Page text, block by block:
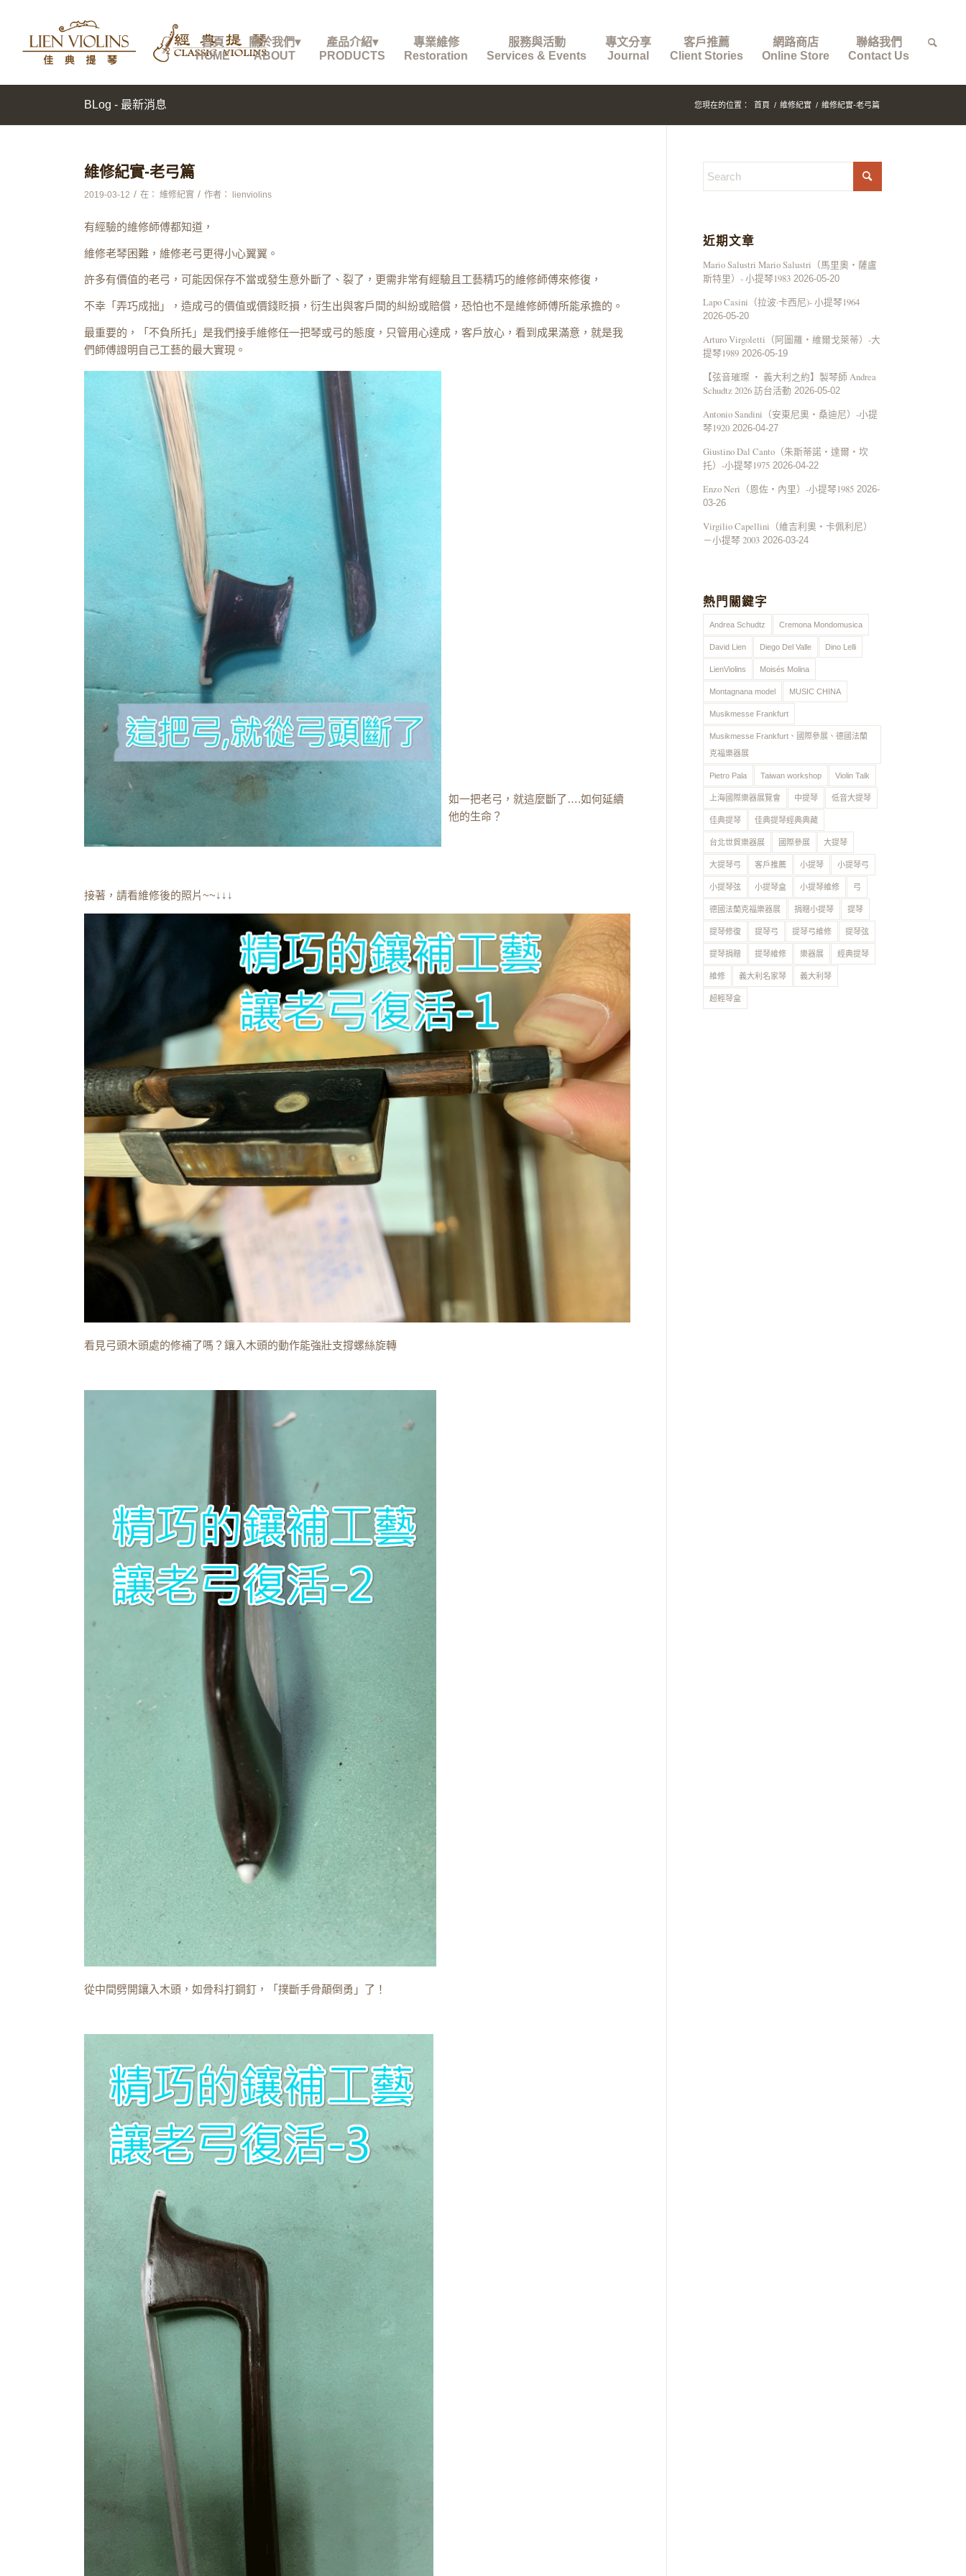
首頁
HOME
關於我們▾
ABOUT
產品介紹▾
PRODUCTS
專業維修
Restoration
服務與活動
Services & Events
專文分享
Journal
客戶推薦
Client Stories
網路商店
Online Store
聯絡我們
Contact Us
BLog - 最新消息 您現在的位置： 首頁 / 維修紀實 / 維修紀實-老弓篇
維修紀實-老弓篇
2019-03-12 / 在：維修紀實 / 作者： lienviolins
有經驗的維修師傅都知道，
維修老琴困難，維修老弓更得小心翼翼。
許多有價值的老弓，可能因保存不當或發生意外斷了、裂了，更需非常有經驗且工藝精巧的維修師傅來修復，
不幸「弄巧成拙」，造成弓的價值或價錢貶損，衍生出與客戶間的糾紛或賠償，恐怕也不是維修師傅所能承擔的。
最重要的，「不負所托」是我們接手維修任一把琴或弓的態度，只管用心達成，客戶放心，看到成果滿意，就是我
們師傅證明自己工藝的最大實現。
如一把老弓，就這麼斷了….如何延續
他的生命？
接著，請看維修後的照片~~↓↓↓
看見弓頭木頭處的修補了嗎？鑲入木頭的動作能強壯支撐螺絲旋轉
從中間劈開鑲入木頭，如骨科打鋼釘，「撲斷手骨顛倒勇」了！
近期文章
Mario Salustri Mario Salustri（馬里奧・薩盧
斯特里）- 小提琴1983 2026-05-20
Lapo Casini（拉波·卡西尼)- 小提琴1964
2026-05-20
Arturo Virgoletti（阿圖羅・維爾戈萊蒂）-大
提琴1989 2026-05-19
【弦音璀璨 ‧ 義大利之約】製琴師 Andrea
Schudtz 2026 訪台活動 2026-05-02
Antonio Sandini（安東尼奧・桑迪尼）-小提
琴1920 2026-04-27
Giustino Dal Canto（朱斯蒂諾・達爾・坎
托）-小提琴1975 2026-04-22
Enzo Neri（恩佐・內里）-小提琴1985 2026-
03-26
Virgilio Capellini（維吉利奧・卡佩利尼）
－小提琴 2003 2026-03-24
熱門關鍵字
Andrea Schudtz Cremona Mondomusica
David Lien Diego Del Valle Dino Lelli
LienViolins Moisés Molina
Montagnana model MUSIC CHINA
Musikmesse Frankfurt
Musikmesse Frankfurt、國際參展、德國法蘭
克福樂器展
Pietro Pala Taiwan workshop Violin Talk
上海國際樂器展覽會 中提琴 低音大提琴
佳典提琴 佳典提琴經典典藏
台北世貿樂器展 國際參展 大提琴
大提琴弓 客戶推薦 小提琴 小提琴弓
小提琴弦 小提琴盒 小提琴維修 弓
德國法蘭克福樂器展 捐贈小提琴 提琴
提琴修復 提琴弓 提琴弓維修 提琴弦
提琴捐贈 提琴維修 樂器展 經典提琴
維修 義大利名家琴 義大利琴
超輕琴盒